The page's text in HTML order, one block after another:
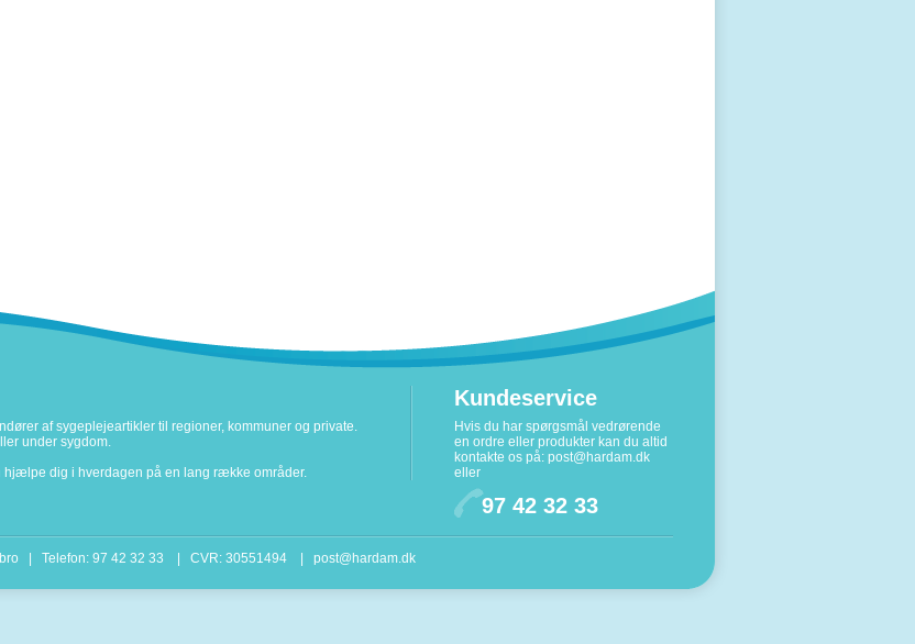
af sygeplejeartikler til regioner, kommuner og private.
under sygdom.
hjælpe dig i hverdagen på en lang række områder.
Kundeservice
Hvis du har spørgsmål vedrørende
en ordre eller produkter kan du altid
kontakte os på: post@hardam.dk
eller
97 42 32 33
| Telefon: 97 42 32 33 | CVR: 30551494 | post@hardam.dk